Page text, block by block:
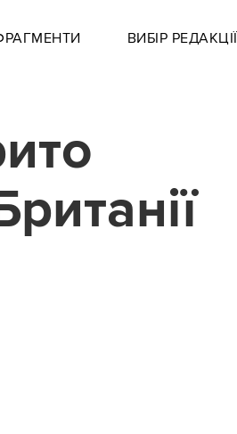
ВИБІР РЕДАКЦІЇ